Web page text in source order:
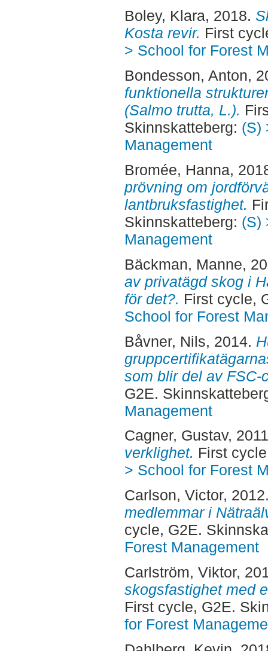
Boley, Klara, 2018.
Kosta revir. First
> School for Forest
Bondesson, Anton,
funktionella
(Salmo trutta, L.).
Skinnskatteberg: (S)
Management
Bromée, Hanna,
prövning om
lantbruksfastighet.
Skinnskatteberg: (S)
Management
Bäckman, Manne,
av privatägd skog i
för det?. First cycle,
School for Forest
Båvner, Nils, 2014.
som blir del av FSC-
G2E.
Management
Cagner, Gustav,
verklighet. First
> School for Forest
Carlson, Victor,
medlemmar i
cycle, G2E.
Forest Management
Carlström, Viktor,
skogsfastighet med
First cycle, G2E.
for Forest